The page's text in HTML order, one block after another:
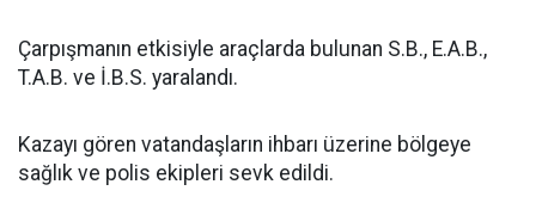
Çarpışmanın etkisiyle araçlarda bulunan S.B., E.A.B.,
T.A.B. ve İ.B.S. yaralandı.
Kazayı gören vatandaşların ihbarı üzerine bölgeye
sağlık ve polis ekipleri sevk edildi.